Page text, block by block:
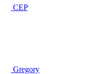
CEP
Gregory